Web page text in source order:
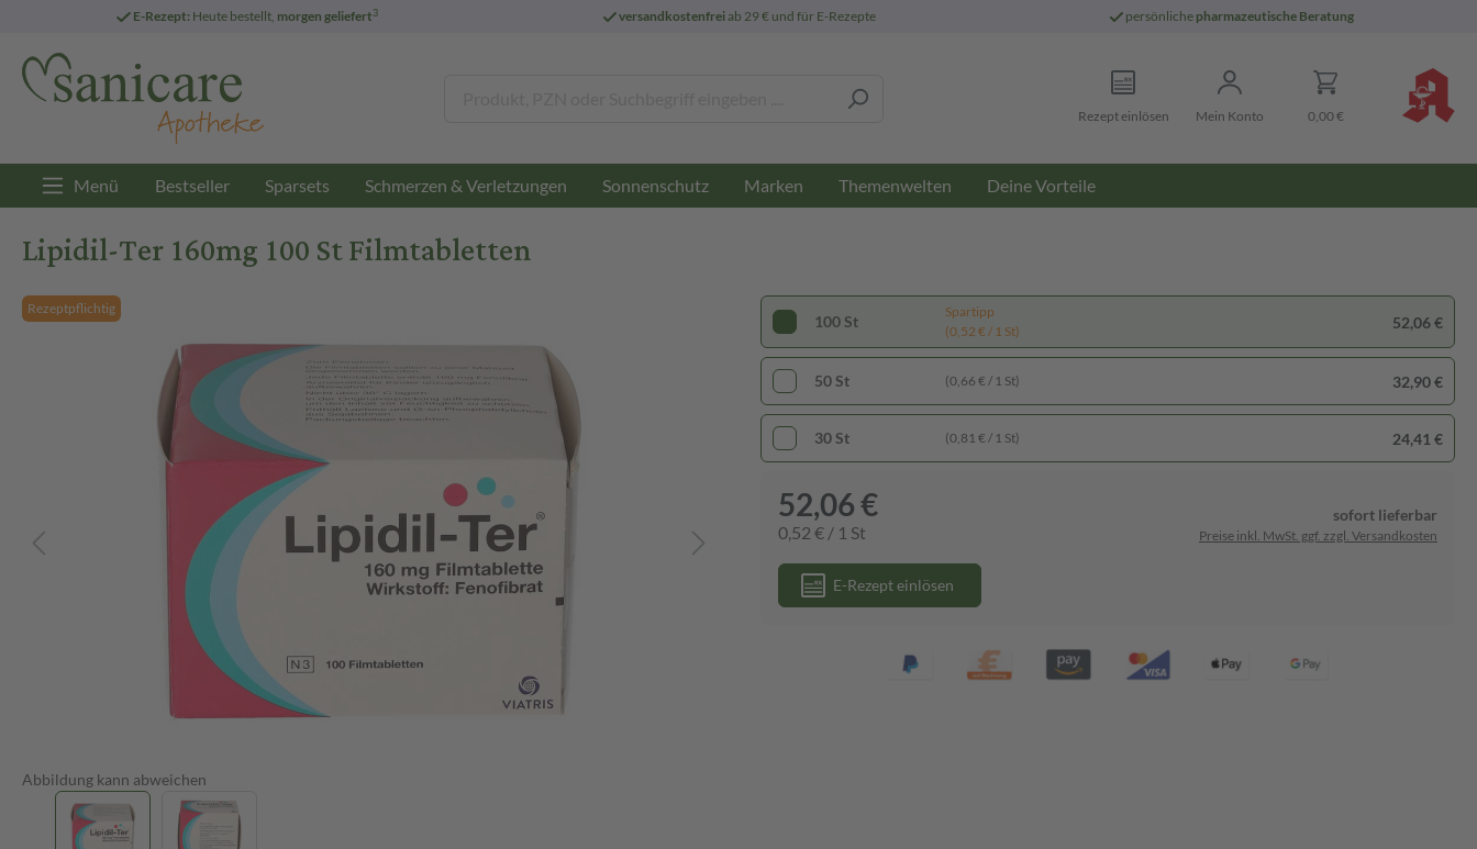
E-Rezept: Heute bestellt, morgen geliefert3 versandkostenfreiab 29 € und für E-Rezepte persönliche pharmazeutische Beratung
Rezept einlösen Mein Konto 0,00 €
Menü Bestseller Sparsets Schmerzen & Verletzungen Sonnenschutz Marken Themenwelten Deine Vorteile
Lipidil-Ter 160mg 100 St Filmtabletten
Rezeptpflichtig
Abbildung kann abweichen
100 St
Spartipp
(0,52 € / 1 St)
52,06 €
50 St (0,66 € / 1 St) 32,90 €
30 St (0,81 € / 1 St) 24,41 €
52,06 €
0,52 € / 1 St
sofort lieferbar
Preise inkl. MwSt. ggf. zzgl. Versandkosten
E-Rezept einlösen